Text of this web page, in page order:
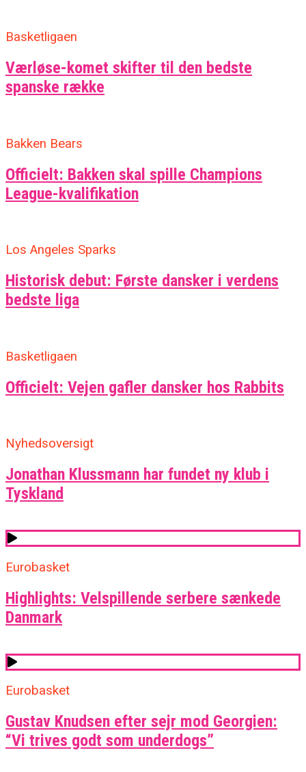
Basketligaen
Værløse-komet skifter til den bedste
spanske række
Bakken Bears
Officielt: Bakken skal spille Champions
League-kvalifikation
Los Angeles Sparks
Historisk debut: Første dansker i verdens
bedste liga
Basketligaen
Officielt: Vejen gafler dansker hos Rabbits
Nyhedsoversigt
Jonathan Klussmann har fundet ny klub i
Tyskland
Eurobasket
Highlights: Velspillende serbere sænkede
Danmark
Eurobasket
Gustav Knudsen efter sejr mod Georgien:
“Vi trives godt som underdogs”